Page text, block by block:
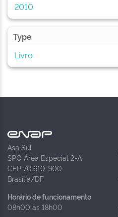
2010
Type
Livro
Asa Sul
SPO Área Especial 2-A
CEP 70.610-900
Brasília/DF
Horário de funcionamento
08h00 às 18h00